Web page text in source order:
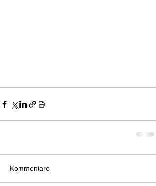
Kommentare